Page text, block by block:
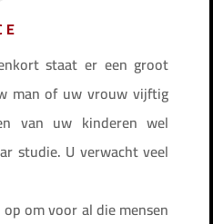
staat er een groot
man of uw vrouw vijftig
van uw kinderen wel
studie. U verwacht veel
om voor al die mensen